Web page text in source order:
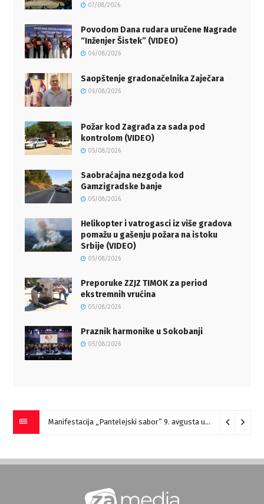
07/08/2026
Povodom Dana rudara uručene Nagrade
“Inženjer Šistek” (VIDEO)
06/08/2026
Saopštenje gradonačelnika Zaječara
06/08/2026
Požar kod Zagrađa za sada pod
kontrolom (VIDEO)
05/08/2026
Saobraćajna nezgoda kod
Gamzigradske banje
05/08/2026
Helikopter i vatrogasci iz više gradova
pomažu u gašenju požara na istoku
Srbije (VIDEO)
05/08/2026
Preporuke ZZJZ TIMOK za period
ekstremnih vrućina
05/08/2026
Praznik harmonike u Sokobanji
05/08/2026
Manifestacija „Pantelejski sabor” 9. avgusta u Marinovcu